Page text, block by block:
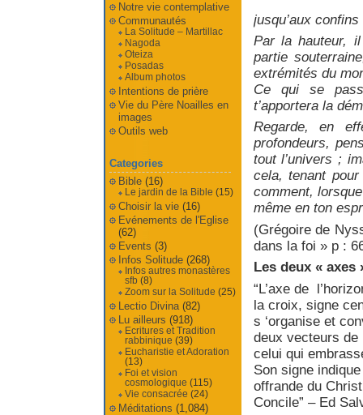
jusqu’aux
Par la hauteur,
partie
extrémités du
Ce qui se
t’apportera la
Regarde, en
profondeurs,
tout l’univers ;
cela, tenant
comment,
même en ton
(Grégoire de
dans la foi » p :
Les deux «
“L’axe de
la croix, signe
s ‘organise et
deux vecteurs de
celui qui
Son signe
offrande du
Concile” – Ed
Notre vie contemplative
Communautés
La Solitude – Martillac
Nagoda
Oteiza
Posadas
Album photos
Intentions de prière
Vie du Père Noailles en
images
Outils web
Categories
Bible(16)
Le jardin de la Bible (15)
Choisir la vie(16)
Evénements de l'Eglise
(62)
Events (3)
Infos Solitude(268)
Infos autres monastères
sfb(8)
Zoom sur la Solitude (25)
Lectio Divina(82)
Lu ailleurs (918)
Ecritures et Tradition
rabbinique (39)
Eucharistie et Adoration
(13)
Foi et vision
cosmologique (115)
Vie consacrée (24)
Méditations (1,084)